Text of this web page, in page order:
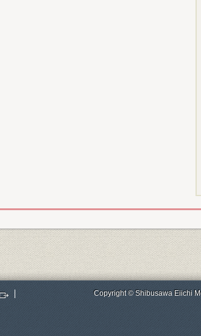
Copyright © Shibusawa Eiichi